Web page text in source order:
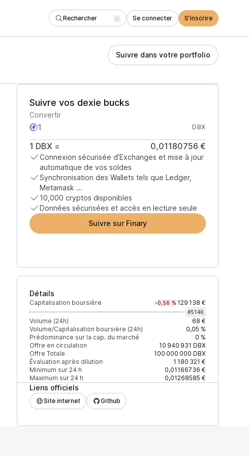
Rechercher / Se connecter S'inscrire
Suivre dans votre portfolio
Suivre vos dexie bucks
Convertir
DBX
1 DBX = 0,01180756 €
Connexion sécurisée d’Exchanges et mise à jour
automatique de vos soldes
Synchronisation des Wallets tels que Ledger,
Metamask ...
10,000 cryptos disponibles
Données sécurisées et accès en lecture seule
Suivre sur Finary
Détails
Capitalisation boursière -0,56 % 129 138 €
#5146
Volume (24h)
68 €
Volume/Capitalisation boursière (24h)
0,05 %
Prédominance sur la cap. du marché
0 %
Offre en circulation
10 940 931 DBX
Offre Totale
100 000 000 DBX
Évaluation après dilution
1 180 321 €
Minimum sur 24 h
0,01166736 €
Maximum sur 24 h
0,01268585 €
Liens officiels
Site internet Github
Prix +2% depth -2% depth
0,0136124 $